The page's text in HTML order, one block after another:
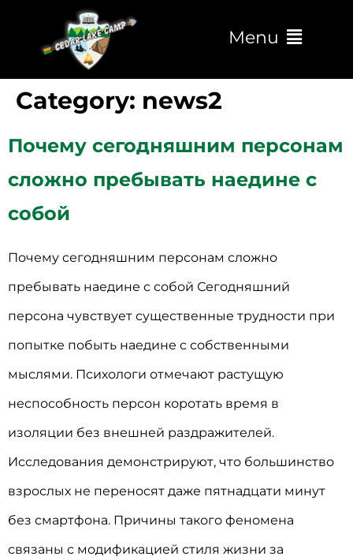
Menu
Category: news2
Почему сегодняшним персонам
сложно пребывать наедине с
собой
Почему сегодняшним персонам сложно
пребывать наедине с собой Сегодняшний
персона чувствует существенные трудности при
попытке побыть наедине с собственными
мыслями. Психологи отмечают растущую
неспособность персон коротать время в
изоляции без внешней раздражителей.
Исследования демонстрируют, что большинство
взрослых не переносят даже пятнадцати минут
без смартфона. Причины такого феномена
связаны с модификацией стиля жизни за